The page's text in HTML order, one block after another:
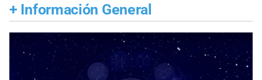
+ Información General